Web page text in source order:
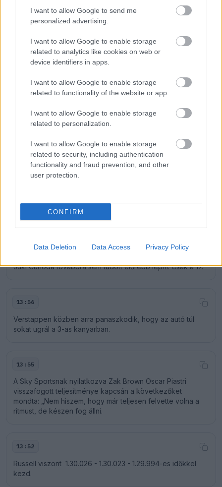
I want to allow Google to send me
personalized advertising.
I want to allow Google to enable storage
related to analytics like cookies on web or
device identifiers in apps.
I want to allow Google to enable storage
related to functionality of the website or app.
I want to allow Google to enable storage
related to personalization.
I want to allow Google to enable storage
related to security, including authentication
functionality and fraud prevention, and other
user protection.
CONFIRM
Data Deletion Data Access Privacy Policy
Véget ért a második szabadedzés, és vele együtt a
A második szabadedzést is Lando Norris nyerte, mögötte
Max Verstappen, George Russell, Oliver Bearman és Nico
Oscar Piastri csak a 11.
13:59
A Red Bull 18 körös etapra számított, de Verstappent 15
kör után behívták. Lágy gumikon folytatja...
Hamilton Abu-Dzabiban is sokat csúszkál, ezt tükrözi a 14,
13:58
Júki Cunoda továbbra sem tudott előrébb lépni. Csak a 17.
13:56
Verstappen közben arra panaszkodik, hogy az autó túl
sokat ugrál a 3-as kanyarban.
13:55
A Sky Sportsnak nyilatkozva Zak Brown Oscar Piastri
visszafogott teljesítménye kapcsán a következőket
mondta: „Nem hiszem, hogy már teljesen felvette volna a
ritmust, de készen fog állni.
13:52
Russell viszont 1.30.026 - 1.30.023 - 1.29.994-es időkkel
kezd.